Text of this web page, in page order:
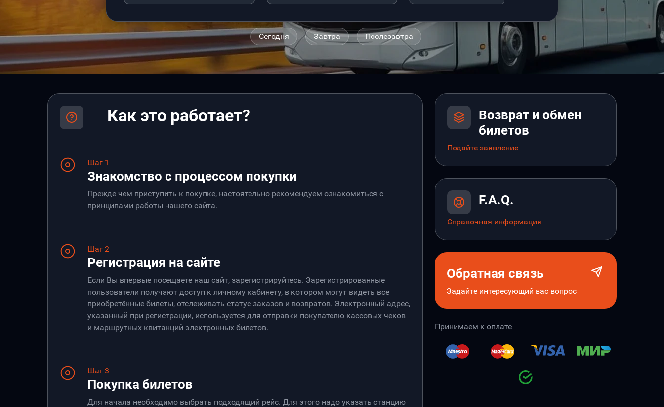
Сегодня Завтра Послезавтра
Как это работает?
Шаг 1
Знакомство с процессом покупки
Прежде чем приступить к покупке, настоятельно рекомендуем ознакомиться с
принципами работы нашего сайта.
Шаг 2
Регистрация на сайте
Если Вы впервые посещаете наш сайт, зарегистрируйтесь. Зарегистрированные
пользователи получают доступ к личному кабинету, в котором могут видеть все
приобретённые билеты, отслеживать статус заказов и возвратов. Электронный адрес,
указанный при регистрации, используется для отправки покупателю кассовых чеков
и маршрутных квитанций электронных билетов.
Шаг 3
Покупка билетов
Для начала необходимо выбрать подходящий рейс. Для этого надо указать станцию
Возврат и обмен
билетов
Подайте заявление
F.A.Q.
Справочная информация
Обратная связь
Задайте интересующий вас вопрос
Принимаем к оплате